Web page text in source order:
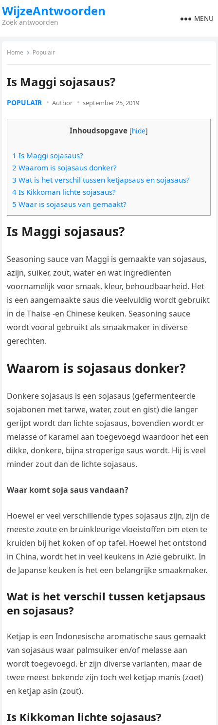
WijzeAntwoorden
Zoek antwoorden MENU
Home Populair
Is Maggi sojasaus?
POPULAIR Author september 25, 2019
Inhoudsopgave [hide]
1 Is Maggi sojasaus?
2 Waarom is sojasaus donker?
3 Wat is het verschil tussen ketjapsaus en sojasaus?
4 Is Kikkoman lichte sojasaus?
5 Waar is sojasaus van gemaakt?
Is Maggi sojasaus?
Seasoning sauce van Maggi is gemaakte van sojasaus,
azijn, suiker, zout, water en wat ingrediënten
voornamelijk voor smaak, kleur, behoudbaarheid. Het
is een aangemaakte saus die veelvuldig wordt gebruikt
in de Thaise -en Chinese keuken. Seasoning sauce
wordt vooral gebruikt als smaakmaker in diverse
gerechten.
Waarom is sojasaus donker?
Donkere sojasaus is een sojasaus (gefermenteerde
sojabonen met tarwe, water, zout en gist) die langer
gerijpt wordt dan lichte sojasaus, bovendien wordt er
melasse of karamel aan toegevoegd waardoor het een
dikke, donkere, bijna stroperige saus wordt. Hij is veel
minder zout dan de lichte sojasaus.
Waar komt soja saus vandaan?
Hoewel er veel verschillende types sojasaus zijn, zijn de
meeste zoute en bruinkleurige vloeistoffen om eten te
kruiden bij het koken of op tafel. Hoewel het ontstond
in China, wordt het in veel keukens in Azië gebruikt. In
de Japanse keuken is het een belangrijke smaakmaker.
Wat is het verschil tussen ketjapsaus
en sojasaus?
Ketjap is een Indonesische aromatische saus gemaakt
van sojasaus waar palmsuiker en/of melasse aan
wordt toegevoegd. Er zijn diverse varianten, maar de
twee meest bekende zijn toch wel ketjap manis (zoet)
en ketjap asin (zout).
Is Kikkoman lichte sojasaus?